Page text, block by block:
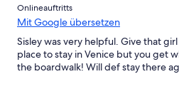
Onlineauftritts
Mit Google übersetzen
Sisley was very helpful. Give that
place to stay in Venice but you get
the boardwalk! Will def stay there